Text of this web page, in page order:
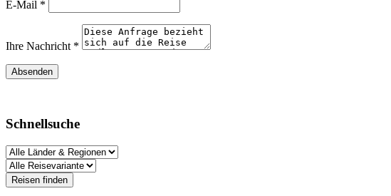
E-Mail *
Ihre Nachricht *
Schnellsuche